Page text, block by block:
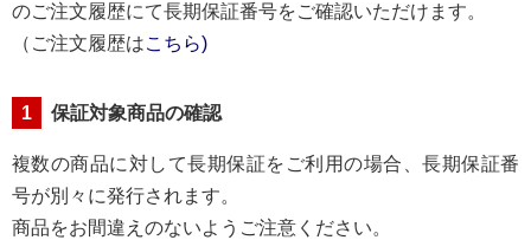
のご注文履歴にて長期保証番号をご確認いただけます。
（ご注文履歴はこちら)
1 保証対象商品の確認
複数の商品に対して長期保証をご利用の場合、長期保証番
号が別々に発行されます。
商品をお間違えのないようご注意ください。